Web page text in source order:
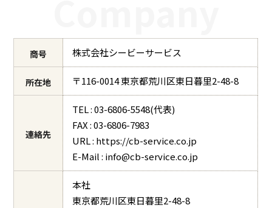
商号 株式会社シービーサービス
所在地 〒116-0014 東京都荒川区東日暮里2-48-8
連絡先
TEL : 03-6806-5548(代表)
FAX : 03-6806-7983
URL : https://cb-service.co.jp
E-Mail : info@cb-service.co.jp
本社
東京都荒川区東日暮里2-48-8